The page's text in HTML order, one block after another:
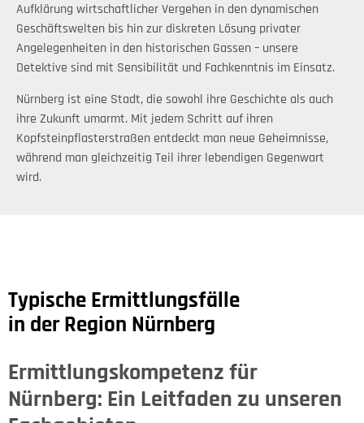
Aufklärung wirtschaftlicher Vergehen in den dynamischen
Geschäftswelten bis hin zur diskreten Lösung privater
Angelegenheiten in den historischen Gassen – unsere
Detektive sind mit Sensibilität und Fachkenntnis im Einsatz.
Nürnberg ist eine Stadt, die sowohl ihre Geschichte als auch
ihre Zukunft umarmt. Mit jedem Schritt auf ihren
Kopfsteinpflasterstraßen entdeckt man neue Geheimnisse,
während man gleichzeitig Teil ihrer lebendigen Gegenwart
wird.
Typische Ermittlungsfälle
in der Region Nürnberg
Ermittlungskompetenz für
Nürnberg: Ein Leitfaden zu unseren